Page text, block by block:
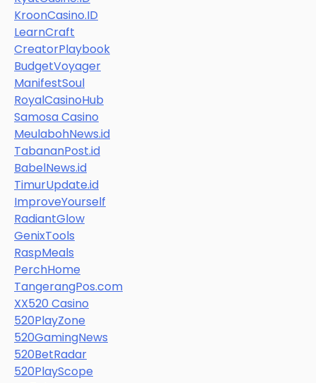
KroonCasino.ID
LearnCraft
CreatorPlaybook
BudgetVoyager
ManifestSoul
RoyalCasinoHub
Samosa Casino
MeulabohNews.id
TabananPost.id
BabelNews.id
TimurUpdate.id
ImproveYourself
RadiantGlow
GenixTools
RaspMeals
PerchHome
TangerangPos.com
XX520 Casino
520PlayZone
520GamingNews
520BetRadar
520PlayScope